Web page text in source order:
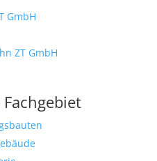
GmbH
ZT GmbH